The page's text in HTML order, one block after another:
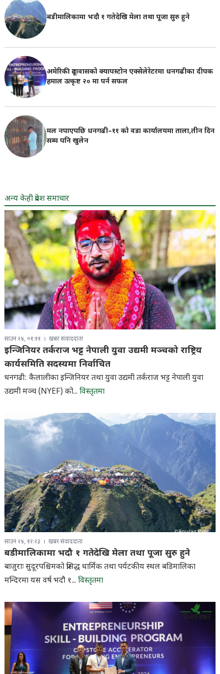
बडीमालिकामा भदौ १ गतेदेखि मेला तथा पूजा सुरु हुने
अमेरिकी दूतावासको क्यापस्टोन एक्सेलेरेटरमा धनगढीका दीपक
हमाल उत्कृष्ट २० मा पर्न सफल
मल नपाएपछि धनगढी–११ को वडा कार्यालयमा ताला,तीन दिन
सम्म पनि खुलेन
अन्य केही प्रदेश समाचार
साउन २४, ०१:११ खबर संवाददाता
इन्जिनियर तर्कराज भट्ट नेपाली युवा उद्यमी मञ्चको राष्ट्रिय
कार्यसमिति सदस्यमा निर्वाचित
धनगढी: कैलालीका इन्जिनियर तथा युवा उद्यमी तर्कराज भट्ट नेपाली युवा
उद्यमी मञ्च (NYEF) को... विस्तृतमा
साउन २४, १२:२३ खबर संवाददाता
बडीमालिकामा भदौ १ गतेदेखि मेला तथा पूजा सुरु हुने
बाजुराः सुदूरपश्चिमको प्रसिद्ध धार्मिक तथा पर्यटकीय स्थल बडिमालिका
मन्दिरमा यस वर्ष भदौ १... विस्तृतमा